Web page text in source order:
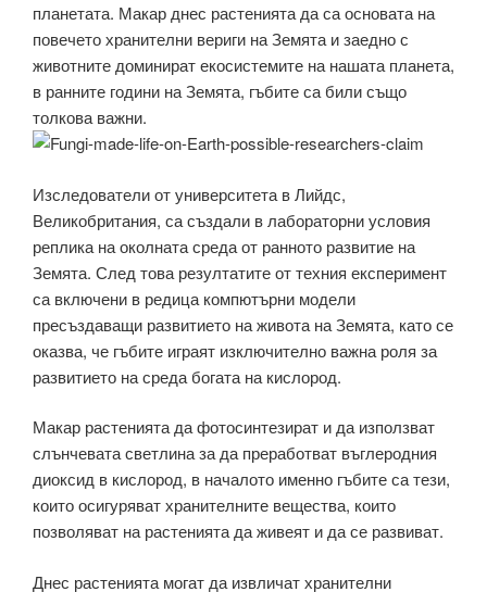
планетата. Макар днес растенията да са основата на
повечето хранителни вериги на Земята и заедно с
животните доминират екосистемите на нашата планета,
в ранните години на Земята, гъбите са били също
толкова важни.
Изследователи от университета в Лийдс,
Великобритания, са създали в лабораторни условия
реплика на околната среда от ранното развитие на
Земята. След това резултатите от техния експеримент
са включени в редица компютърни модели
пресъздаващи развитието на живота на Земята, като се
оказва, че гъбите играят изключително важна роля за
развитието на среда богата на кислород.
Макар растенията да фотосинтезират и да използват
слънчевата светлина за да преработват въглеродния
диоксид в кислород, в началото именно гъбите са тези,
които осигуряват хранителните вещества, които
позволяват на растенията да живеят и да се развиват.
Днес растенията могат да извличат хранителни